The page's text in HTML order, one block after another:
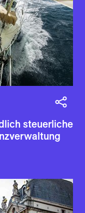
steuerliche